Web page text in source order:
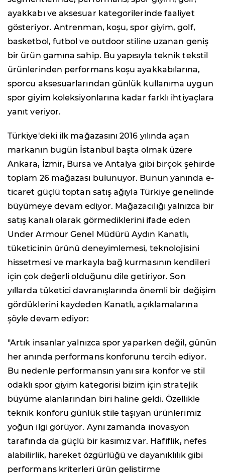
ayakkabı ve aksesuar kategorilerinde faaliyet
gösteriyor. Antrenman, koşu, spor giyim, golf,
basketbol, futbol ve outdoor stiline uzanan geniş
bir ürün gamına sahip. Bu yapısıyla teknik tekstil
ürünlerinden performans koşu ayakkabılarına,
sporcu aksesuarlarından günlük kullanıma uygun
spor giyim koleksiyonlarına kadar farklı ihtiyaçlara
yanıt veriyor.
Türkiye'deki ilk mağazasını 2016 yılında açan
markanın bugün İstanbul başta olmak üzere
Ankara, İzmir, Bursa ve Antalya gibi birçok şehirde
toplam 26 mağazası bulunuyor. Bunun yanında e-
ticaret güçlü toptan satış ağıyla Türkiye genelinde
büyümeye devam ediyor. Mağazacılığı yalnızca bir
satış kanalı olarak görmediklerini ifade eden
Under Armour Genel Müdürü Aydın Kanatlı,
tüketicinin ürünü deneyimlemesi, teknolojisini
hissetmesi ve markayla bağ kurmasının kendileri
için çok değerli olduğunu dile getiriyor. Son
yıllarda tüketici davranışlarında önemli bir değişim
gördüklerini kaydeden Kanatlı, açıklamalarına
şöyle devam ediyor:
"Artık insanlar yalnızca spor yaparken değil, günün
her anında performans konforunu tercih ediyor.
Bu nedenle performansın yanı sıra konfor ve stil
odaklı spor giyim kategorisi bizim için stratejik
büyüme alanlarından biri haline geldi. Özellikle
teknik konforu günlük stile taşıyan ürünlerimiz
yoğun ilgi görüyor. Aynı zamanda inovasyon
tarafında da güçlü bir kasımız var. Hafiflik, nefes
alabilirlik, hareket özgürlüğü ve dayanıklılık gibi
performans kriterleri ürün geliştirme